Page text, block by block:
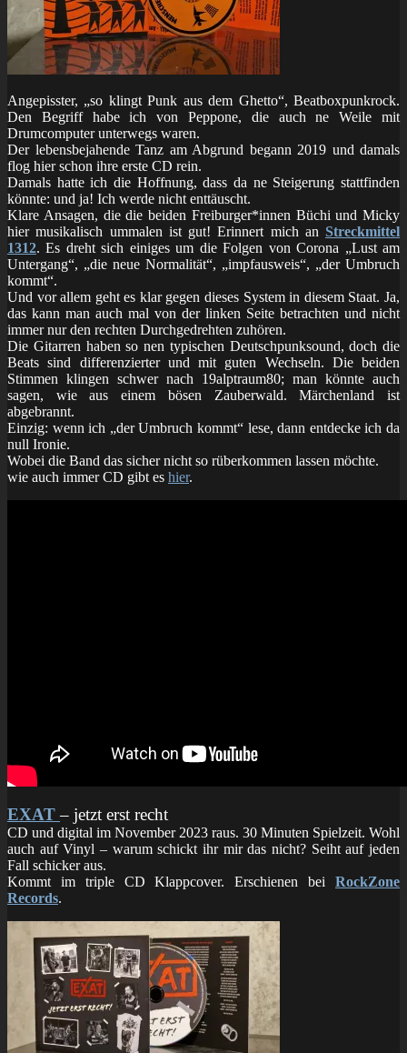
Angepisster, „so klingt Punk aus dem Ghetto“, Beatboxpunkrock.
Den Begriff habe ich von Peppone, die auch ne Weile mit
Drumcomputer unterwegs waren.
Der lebensbejahende Tanz am Abgrund begann 2019 und damals
flog hier schon ihre erste CD rein.
Damals hatte ich die Hoffnung, dass da ne Steigerung stattfinden
könnte: und ja! Ich werde nicht enttäuscht.
Klare Ansagen, die die beiden Freiburger*innen Büchi und Micky
hier musikalisch ummalen ist gut! Erinnert mich an Streckmittel
1312. Es dreht sich einiges um die Folgen von Corona „Lust am
Untergang“, „die neue Normalität“, „impfausweis“, „der Umbruch
kommt“.
Und vor allem geht es klar gegen dieses System in diesem Staat. Ja,
das kann man auch mal von der linken Seite betrachten und nicht
immer nur den rechten Durchgedrehten zuhören.
Die Gitarren haben so nen typischen Deutschpunksound, doch die
Beats sind differenzierter und mit guten Wechseln. Die beiden
Stimmen klingen schwer nach 19alptraum80; man könnte auch
sagen, wie aus einem bösen Zauberwald. Märchenland ist
abgebrannt.
Einzig: wenn ich „der Umbruch kommt“ lese, dann entdecke ich da
null Ironie.
Wobei die Band das sicher nicht so rüberkommen lassen möchte.
wie auch immer CD gibt es hier.
EXAT – jetzt erst recht
CD und digital im November 2023 raus. 30 Minuten Spielzeit. Wohl
auch auf Vinyl – warum schickt ihr mir das nicht? Seiht auf jeden
Fall schicker aus.
Kommt im triple CD Klappcover. Erschienen bei RockZone
Records.